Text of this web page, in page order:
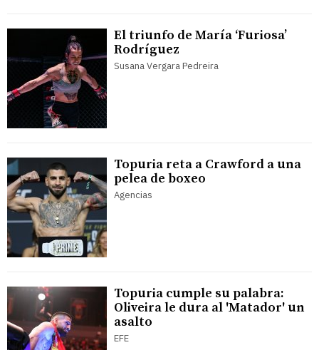
El triunfo de María ‘Furiosa’
Rodríguez
Susana Vergara Pedreira
Topuria reta a Crawford a una
pelea de boxeo
Agencias
Topuria cumple su palabra:
Oliveira le dura al 'Matador' un
asalto
EFE